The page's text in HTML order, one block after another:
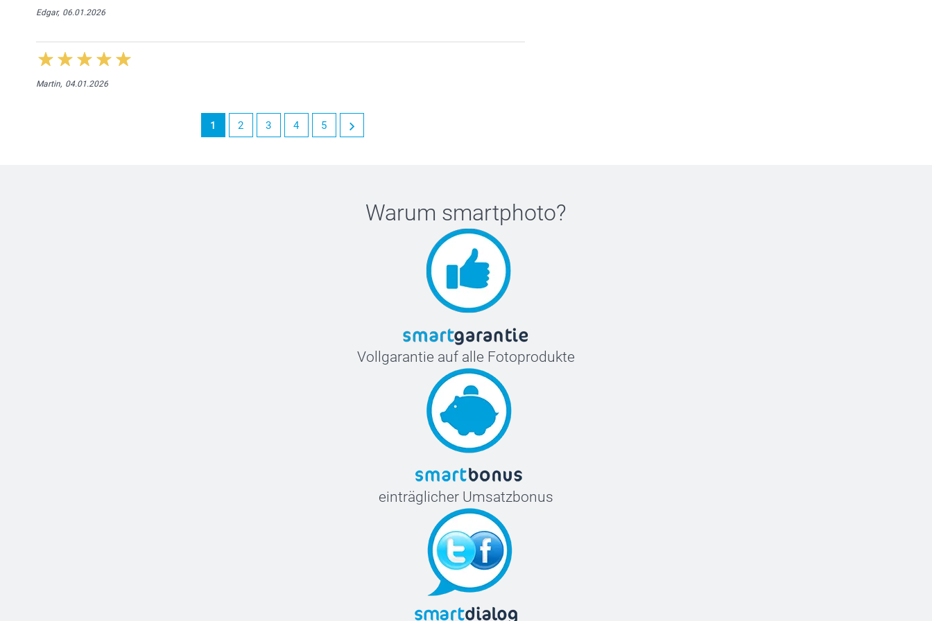
Edgar, 06.01.2026
Martin, 04.01.2026
1 2 3 4 5
Warum smartphoto?
Vollgarantie auf alle Fotoprodukte
einträglicher Umsatzbonus